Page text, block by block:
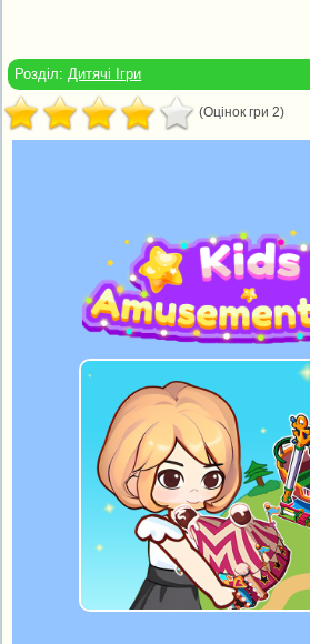
Розділ:Дитячі Ігри
(Оцінок гри 2)